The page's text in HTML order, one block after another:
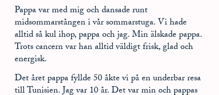
Pappa var med mig och dansade runt
midsommarstången i vår sommarstuga. Vi hade
alltid så kul ihop, pappa och jag. Min älskade pappa.
Trots cancern var han alltid väldigt frisk, glad och
energisk.
Det året pappa fyllde 50 åkte vi på en underbar resa
till Tunisien. Jag var 10 år. Det var min och pappas